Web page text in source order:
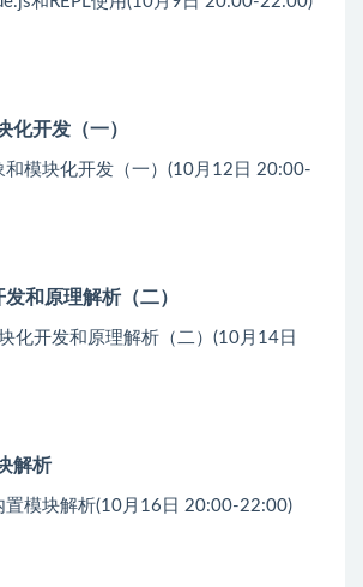
化开发（⼀）
和模块化开发（⼀）(10月12日 20:00-
和原理解析（⼆）
化开发和原理解析（⼆）(10月14日
解析
置模块解析(10月16日 20:00-22:00)